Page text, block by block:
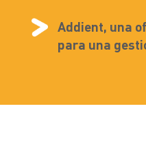
Addient, una
para una